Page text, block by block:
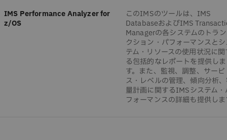
IMS Performance Analyzer for
z/OS
このIMSのツールは、IMS
DatabaseおよびIMS
Managerの各システムのトラ
クション・パフォーマンスと
テム・リソースの使用状況に関
る包括的なレポートを提供しま
す。また、監視、調整、サービ
ス・レベルの管理、傾向分析
量計画に関するIMSシステム・
フォーマンスの詳細も提供しま